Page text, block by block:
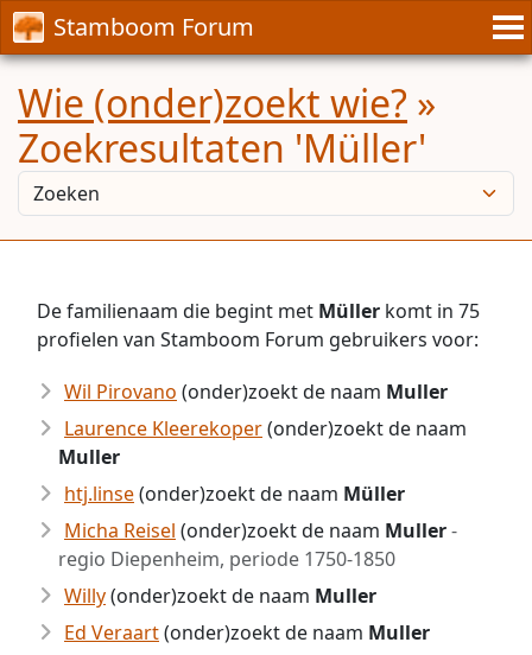
Stamboom Forum
Wie (onder)zoekt wie? »
Zoekresultaten 'Müller'
De familienaam die begint met Müller komt in 75
profielen van Stamboom Forum gebruikers voor:
Wil Pirovano (onder)zoekt de naam Muller
Laurence Kleerekoper(onder)zoekt de naam
Muller
htj.linse(onder)zoekt de naam Müller
Micha Reisel (onder)zoekt de naam Muller-
regio Diepenheim, periode 1750-1850
Willy(onder)zoekt de naam Muller
Ed Veraart(onder)zoekt de naam Muller